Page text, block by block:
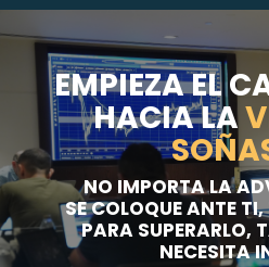
EMPIEZA EL
HACIA LA
NO IMPORTA LA
SE COLOQUE ANTE
PARA SUPERARLO,
NECESITA